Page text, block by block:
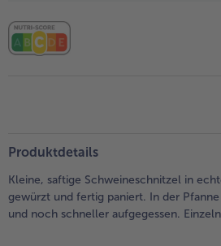
Produktdetails
Kleine, saftige Schweineschnitzel in
gewürzt und fertig paniert. In der
und noch schneller aufgegessen.